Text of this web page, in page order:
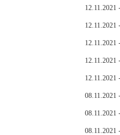
12.11.2021
12.11.2021
12.11.2021
12.11.2021
12.11.2021
08.11.2021
08.11.2021
08.11.2021